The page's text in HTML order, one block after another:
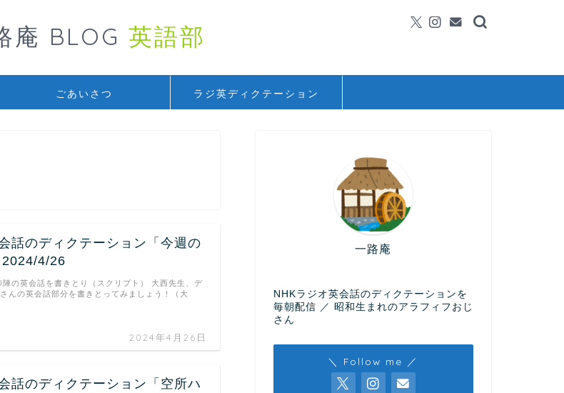
庵 BLOG 英語部
ごあいさつ ラジ英ディクテーション
話のディクテーション「今週の
4/26
2024年4月26日
の英会話を書きとり（スクリプト） 大西先生、デ
んの英会話部分を書きとってみましょう！（大
話のディクテーション「空所ハ
一路庵
NHKラジオ英会話のディクテーションを
毎朝配信 ／ 昭和生まれのアラフィフおじ
さん
＼ Follow me ／